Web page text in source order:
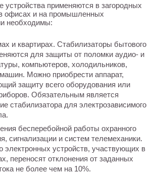
применяются в загородных
офисах и на промышленных
необходимы:
и квартирах. Стабилизаторы бытового
для защиты от поломки аудио- и
компьютеров, холодильников,
Можно приобрести аппарат,
защиту всего оборудования или
Обязательным является
стабилизатора для электрозависимого
бесперебойной работы охранного
сигнализации и систем телемеханики.
электронных устройств, участвующих в
переносят отклонения от заданных
не более чем на 10%.